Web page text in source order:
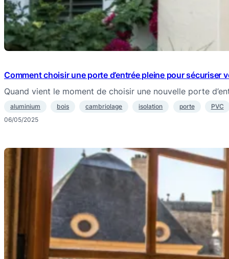
Comment choisir une porte d’entrée pleine pour sécuriser
Quand vient le moment de choisir une nouvelle porte
aluminium bois cambriolage isolation porte
PVC
06/05/2025